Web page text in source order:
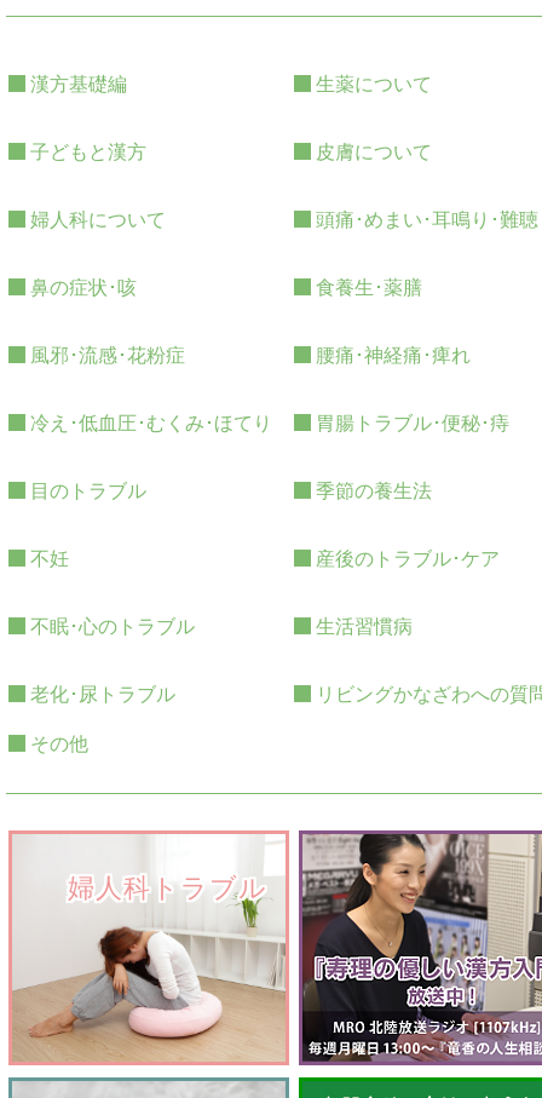
漢方基礎編 生薬について
子どもと漢方 皮膚について
婦人科について 頭痛･めまい･耳鳴り･難聴
鼻の症状･咳 食養生･薬膳
風邪･流感･花粉症 腰痛･神経痛･痺れ
冷え･低血圧･むくみ･ほてり 胃腸トラブル･便秘･痔
目のトラブル 季節の養生法
不妊 産後のトラブル･ケア
不眠･心のトラブル 生活習慣病
老化･尿トラブル リビングかなざわへの質
その他
婦人科トラブル